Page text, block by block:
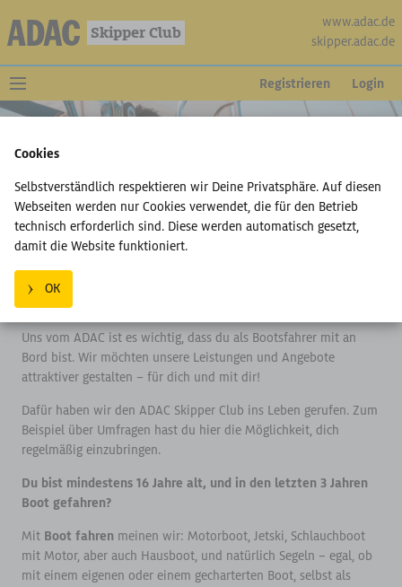
Cookies
Selbstverständlich respektieren wir Deine Privatsphäre. Auf diesen
Webseiten werden nur Cookies verwendet, die für den Betrieb
technisch erforderlich sind. Diese werden automatisch gesetzt,
damit die Website funktioniert.
OK
Skipper Club
www.adac.de
skipper.adac.de
Registrieren Login
Du willst die Zukunft gestalten? Wir
auch!
Uns vom ADAC ist es wichtig, dass du als Bootsfahrer mit an
Bord bist. Wir möchten unsere Leistungen und Angebote
attraktiver gestalten – für dich und mit dir!
Dafür haben wir den ADAC Skipper Club ins Leben gerufen. Zum
Beispiel über Umfragen hast du hier die Möglichkeit, dich
regelmäßig einzubringen.
Du bist mindestens 16 Jahre alt, und in den letzten 3 Jahren
Boot gefahren?
Mit Boot fahren meinen wir: Motorboot, Jetski, Schlauchboot
mit Motor, aber auch Hausboot, und natürlich Segeln – egal, ob
mit einem eigenen oder einem gecharterten Boot, selbst als